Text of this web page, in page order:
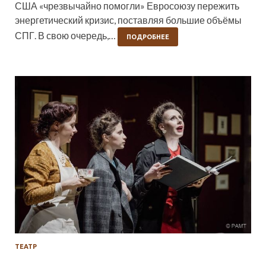
США «чрезвычайно помогли» Евросоюзу пережить
энергетический кризис, поставляя большие объёмы
СПГ. В свою очередь,…
ПОДРОБНЕЕ
ТЕАТР